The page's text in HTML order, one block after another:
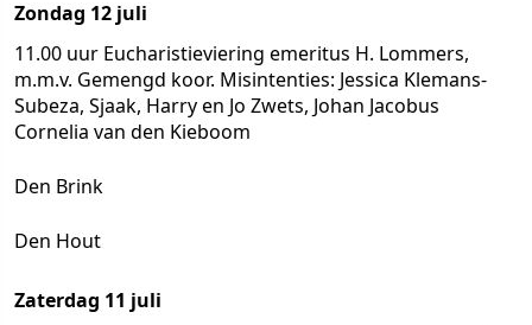
Zondag 12 juli
11.00 uur Eucharistieviering emeritus H. Lommers,
m.m.v. Gemengd koor. Misintenties: Jessica Klemans-
Subeza, Sjaak, Harry en Jo Zwets, Johan Jacobus
Cornelia van den Kieboom
Den Brink
Den Hout
Zaterdag 11 juli